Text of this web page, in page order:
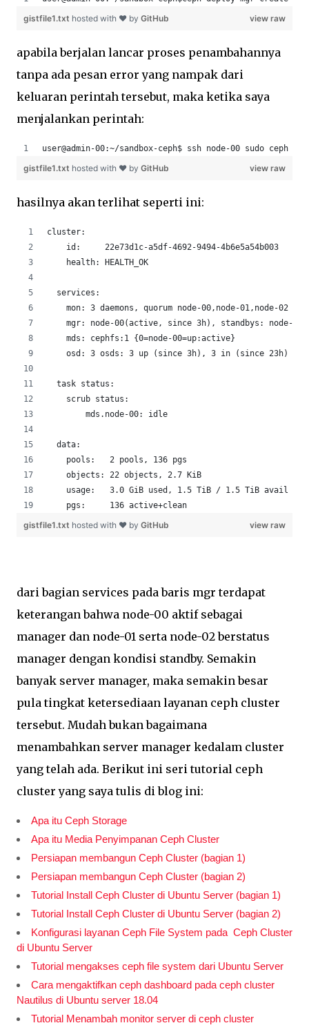
view raw
gistfile1.txt hosted with ❤ by GitHub
apabila berjalan lancar proses penambahannya
tanpa ada pesan error yang nampak dari
keluaran perintah tersebut, maka ketika saya
menjalankan perintah:
user@admin-00:~/sandbox-ceph$ ssh node-00 sudo ceph -s
view raw
gistfile1.txt hosted with ❤ by GitHub
hasilnya akan terlihat seperti ini:
cluster:
    id:     22e73d1c-a5df-4692-9494-4b6e5a54b003
    health: HEALTH_OK
  services:
mon: 3 daemons, quorum node-00,node-01,node-02
mgr: node-00(active, since 3h), standbys: node-
    mds: cephfs:1 {0=node-00=up:active}
    osd: 3 osds: 3 up (since 3h), 3 in (since 23h)
  task status:
    scrub status:
        mds.node-00: idle
  data:
    pools:   2 pools, 136 pgs
    objects: 22 objects, 2.7 KiB
    usage:   3.0 GiB used, 1.5 TiB / 1.5 TiB avail
    pgs:     136 active+clean
view raw
gistfile1.txt hosted with ❤ by GitHub
dari bagian services pada baris mgr terdapat
keterangan bahwa node-00 aktif sebagai
manager dan node-01 serta node-02 berstatus
manager dengan kondisi standby. Semakin
banyak server manager, maka semakin besar
pula tingkat ketersediaan layanan ceph cluster
tersebut. Mudah bukan bagaimana
menambahkan server manager kedalam cluster
yang telah ada. Berikut ini seri tutorial ceph
cluster yang saya tulis di blog ini:
Apa itu Ceph Storage
Apa itu Media Penyimpanan Ceph Cluster
Persiapan membangun Ceph Cluster (bagian 1)
Persiapan membangun Ceph Cluster (bagian 2)
Tutorial Install Ceph Cluster di Ubuntu Server (bagian 1)
Tutorial Install Ceph Cluster di Ubuntu Server (bagian 2)
Konfigurasi layanan Ceph File System pada Ceph Cluster
di Ubuntu Server
Tutorial mengakses ceph file system dari Ubuntu Server
Cara mengaktifkan ceph dashboard pada ceph cluster
Nautilus di Ubuntu server 18.04
Tutorial Menambah monitor server di ceph cluster